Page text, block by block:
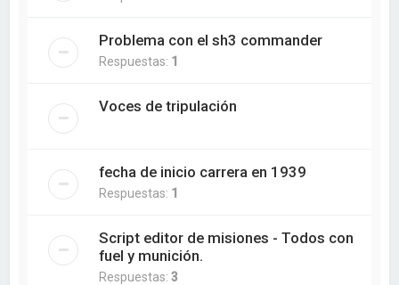
Problema con el sh3 commander
Respuestas: 1
Voces de tripulación
fecha de inicio carrera en 1939
Respuestas: 1
Script editor de misiones - Todos con
fuel y munición.
Respuestas:3